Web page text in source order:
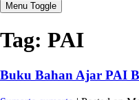
Menu Toggle
Tag: PAI
Buku Bahan Ajar PAI